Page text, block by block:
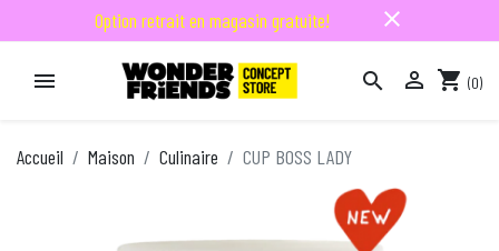
Option retrait en magasin gratuite! close
   shopping_cart (0)
Accueil Maison Culinaire CUP BOSS LADY